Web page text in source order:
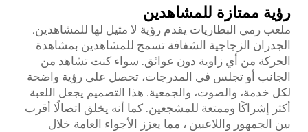
رؤية ممتازة للمشاهدين
ملعب رمي البطاريات يقدم رؤية لا مثيل لها للمشاهدين.
الجدران الزجاجية الشفافة تسمح للمشاهدين بمشاهدة
الحركة من أي زاوية دون عوائق. سواء كنت تشاهد من
الجانب أو تجلس في المدرجات، تحصل على رؤية واضحة
لكل خدمة، والصوت، والجمعية. هذا التصميم يجعل اللعبة
أكثر إشراكًا وممتعة للمشجعين. كما أنه يخلق اتصالًا أقرب
بين الجمهور واللاعبين ، مما يعزز الأجواء العامة خلال